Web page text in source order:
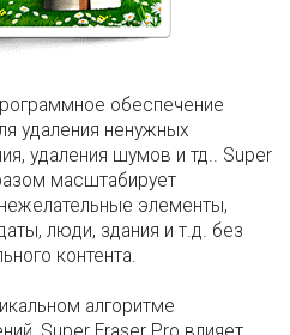
обеспечение
удаления ненужных
удаления шумов и тд.. Super
масштабирует
элементы,
люди, здания и т.д. без
контента.
алгоритме